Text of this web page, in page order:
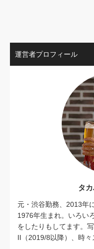
運営者プロフィール
タ
元・渋谷勤務、2013年
1976年生まれ。いろい
をしたりもしてます。
II（2019/8以降）、時々